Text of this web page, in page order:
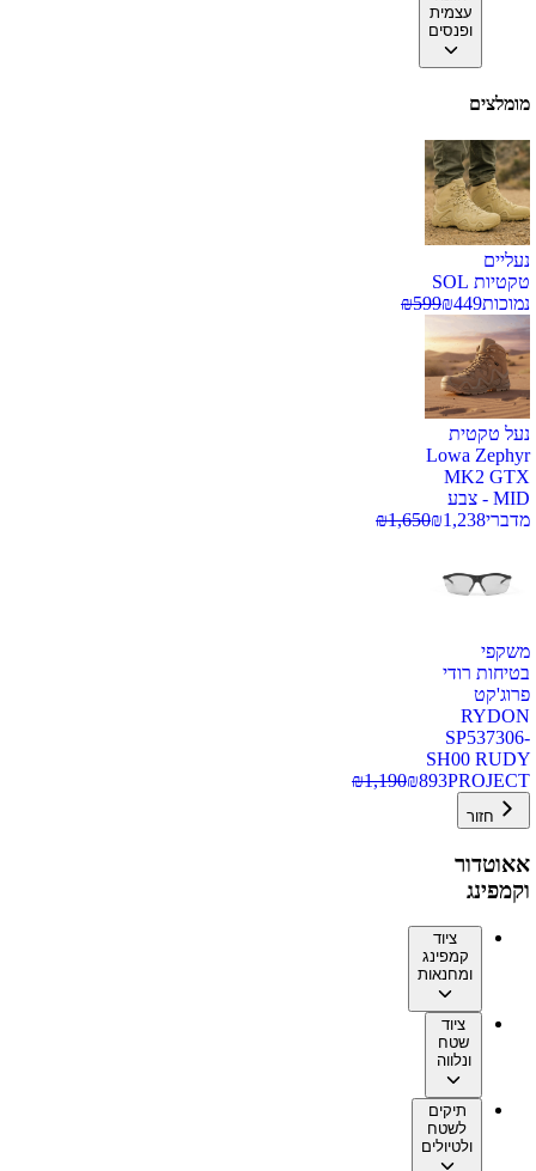
עצמית
ופנסים
מומלצים
נעליים
טקטיות SOL
נמוכות
₪449
₪599
נעל טקטית
Lowa Zephyr
MK2 GTX
MID - צבע
מדברי
₪1,238
₪1,650
משקפי
בטיחות רודי
פרוג'קט
RYDON
SP537306-
SH00 RUDY
PROJECT
₪893
₪1,190
חזור
אאוטדור
וקמפינג
ציוד
קמפינג
ומחנאות
ציוד
שטח
ונלווה
תיקים
לשטח
ולטיולים